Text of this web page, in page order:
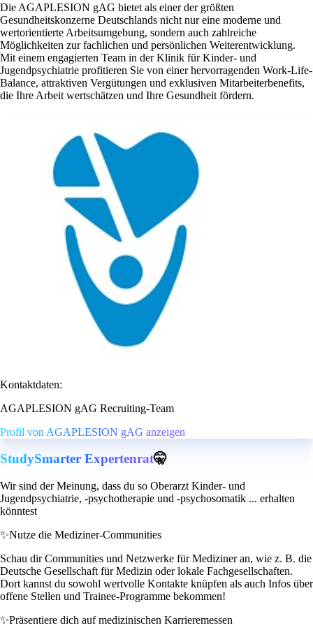
Die AGAPLESION gAG bietet als einer der größten
Gesundheitskonzerne Deutschlands nicht nur eine moderne und
wertorientierte Arbeitsumgebung, sondern auch zahlreiche
Möglichkeiten zur fachlichen und persönlichen Weiterentwicklung.
Mit einem engagierten Team in der Klinik für Kinder- und
Jugendpsychiatrie profitieren Sie von einer hervorragenden Work-Life-
Balance, attraktiven Vergütungen und exklusiven Mitarbeiterbenefits,
die Ihre Arbeit wertschätzen und Ihre Gesundheit fördern.
Kontaktdaten:
AGAPLESION gAG Recruiting-Team
Profil von AGAPLESION gAG anzeigen
StudySmarter Expertenrat🤫
Wir sind der Meinung, dass du so Oberarzt Kinder- und
Jugendpsychiatrie, -psychotherapie und -psychosomatik ... erhalten
könntest
✨Nutze die Mediziner-Communities
Schau dir Communities und Netzwerke für Mediziner an, wie z. B. die
Deutsche Gesellschaft für Medizin oder lokale Fachgesellschaften.
Dort kannst du sowohl wertvolle Kontakte knüpfen als auch Infos über
offene Stellen und Trainee-Programme bekommen!
✨Präsentiere dich auf medizinischen Karrieremessen